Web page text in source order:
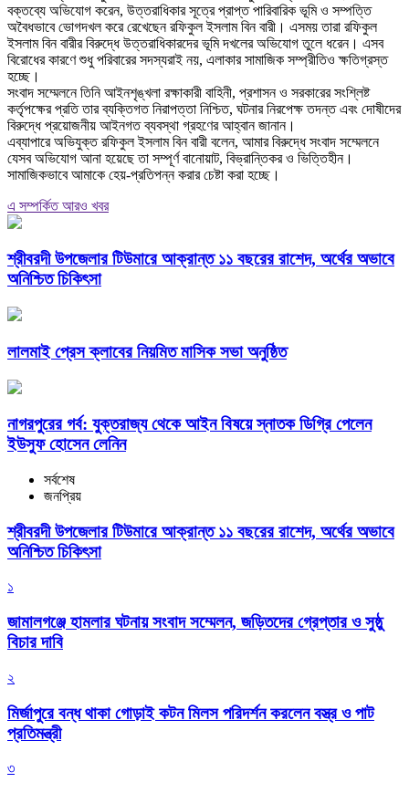
বক্তব্যে অভিযোগ করেন, উত্তরাধিকার সূত্রে প্রাপ্ত পারিবারিক ভূমি ও সম্পত্তি
অবৈধভাবে ভোগদখল করে রেখেছেন রফিকুল ইসলাম বিন বারী। এসময় তারা রফিকুল
ইসলাম বিন বারীর বিরুদ্ধে উত্তরাধিকারদের ভূমি দখলের অভিযোগ তুলে ধরেন। এসব
বিরোধের কারণে শুধু পরিবারের সদস্যরাই নয়, এলাকার সামাজিক সম্প্রীতিও ক্ষতিগ্রস্ত
হচ্ছে।
‎সংবাদ সম্মেলনে তিনি আইনশৃঙ্খলা রক্ষাকারী বাহিনী, প্রশাসন ও সরকারের সংশ্লিষ্ট
কর্তৃপক্ষের প্রতি তার ব্যক্তিগত নিরাপত্তা নিশ্চিত, ঘটনার নিরপেক্ষ তদন্ত এবং দোষীদের
বিরুদ্ধে প্রয়োজনীয় আইনগত ব্যবস্থা গ্রহণের আহ্বান জানান।
‎এব্যাপারে অভিযুক্ত রফিকুল ইসলাম বিন বারী বলেন, আমার বিরুদ্ধে সংবাদ সম্মেলনে
যেসব অভিযোগ আনা হয়েছে তা সম্পূর্ণ বানোয়াট, বিভ্রান্তিকর ও ভিত্তিহীন।
সামাজিকভাবে আমাকে হেয়-প্রতিপন্ন করার চেষ্টা করা হচ্ছে।
এ সম্পর্কিত আরও খবর
শ্রীবরদী উপজেলার টিউমারে আক্রান্ত ১১ বছরের রাশেদ, অর্থের অভাবে
অনিশ্চিত চিকিৎসা
লালমাই প্রেস ক্লাবের নিয়মিত মাসিক সভা অনুষ্ঠিত
নাগরপুরের গর্ব: যুক্তরাজ্য থেকে আইন বিষয়ে স্নাতক ডিগ্রি পেলেন
ইউসুফ হোসেন লেনিন
সর্বশেষ
জনপ্রিয়
শ্রীবরদী উপজেলার টিউমারে আক্রান্ত ১১ বছরের রাশেদ, অর্থের অভাবে
অনিশ্চিত চিকিৎসা
১
জামালগঞ্জে হামলার ঘটনায় সংবাদ সম্মেলন, জড়িতদের গ্রেপ্তার ও সুষ্ঠু
বিচার দাবি
২
মির্জাপুরে বন্ধ থাকা গোড়াই কটন মিলস পরিদর্শন করলেন বস্ত্র ও পাট
প্রতিমন্ত্রী
৩